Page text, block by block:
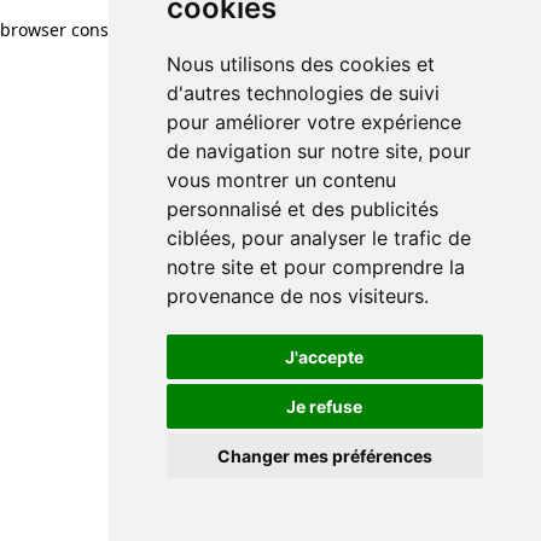
cookies
Nous utilisons des cookies et
d'autres technologies de suivi
pour améliorer votre expérience
de navigation sur notre site, pour
vous montrer un contenu
personnalisé et des publicités
ciblées, pour analyser le trafic de
notre site et pour comprendre la
provenance de nos visiteurs.
J'accepte
Je refuse
Changer mes préférences
browser console for more information)